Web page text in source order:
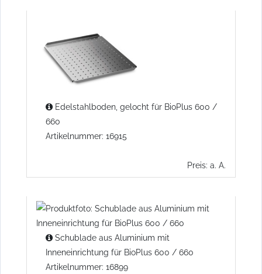
Edelstahlboden, gelocht für BioPlus 600 /
660
Artikelnummer: 16915
Preis: a. A.
Schublade aus Aluminium mit
Inneneinrichtung für BioPlus 600 / 660
Artikelnummer: 16899